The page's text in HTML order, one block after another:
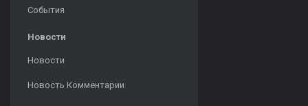
События
Новости
Новости
Новость Комментарии